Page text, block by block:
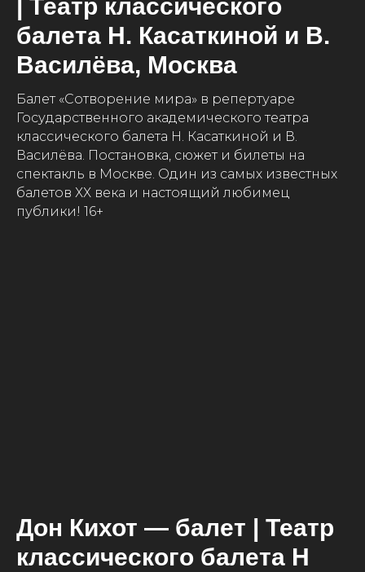
| Театр классического
балета Н. Касаткиной и В.
Василёва, Москва
Балет «Сотворение мира» в репертуаре
Государственного академического театра
классического балета Н. Касаткиной и В.
Василёва. Постановка, сюжет и билеты на
спектакль в Москве. Один из самых известных
балетов ХХ века и настоящий любимец
публики! 16+
Дон Кихот — балет | Театр
классического балета Н